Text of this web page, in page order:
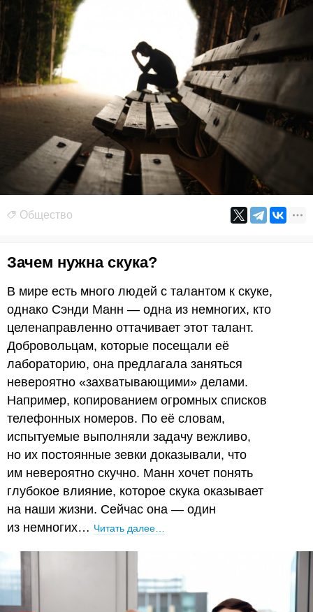
Общество
Зачем нужна скука?
В мире есть много людей с талантом к скуке,
однако Сэнди Манн — одна из немногих, кто
целенаправленно оттачивает этот талант.
Добровольцам, которые посещали её
лабораторию, она предлагала заняться
невероятно «захватывающими» делами.
Например, копированием огромных списков
телефонных номеров. По её словам,
испытуемые выполняли задачу вежливо,
но их постоянные зевки доказывали, что
им невероятно скучно. Манн хочет понять
глубокое влияние, которое скука оказывает
на наши жизни. Сейчас она — один
из немногих… Читать далее…